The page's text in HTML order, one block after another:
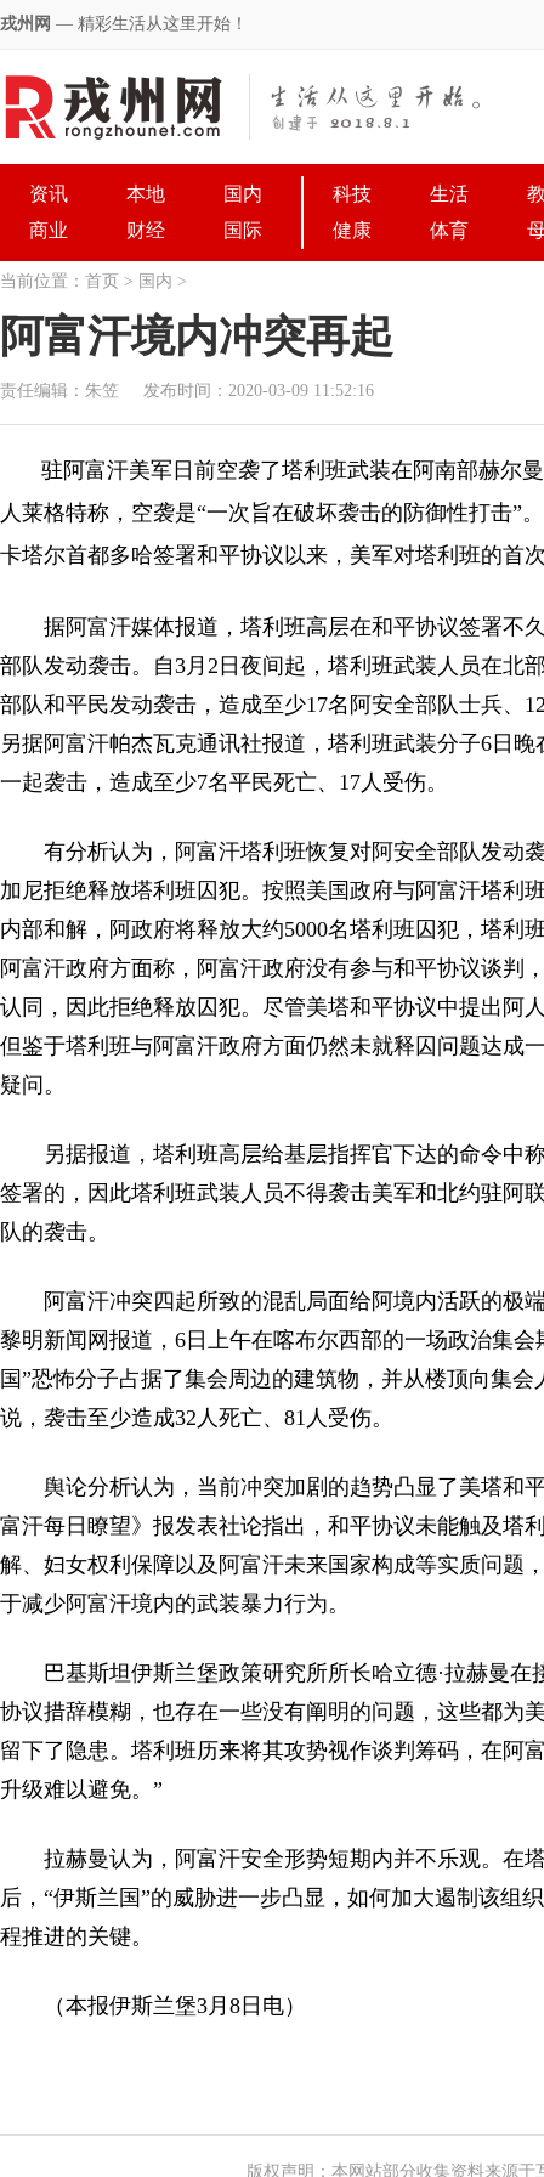
戎州网 — 精彩生活从这里开始！
资讯 本地 国内 科技 生活
商业
财经 国际 健康 体育
当前位置： 首页 > 国内 >
阿富汗境内冲突再起
责任编辑：朱笠 发布时间：2020-03-09 11:52:16
驻阿富汗美军日前空袭了塔利班武装在阿南部赫尔
人莱格特称，空袭是“一次旨在破坏袭击的防御性打击”
卡塔尔首都多哈签署和平协议以来，美军对塔利班的首
据阿富汗媒体报道，塔利班高层在和平协议签署不
部队发动袭击。自3月2日夜间起，塔利班武装人员在北
部队和平民发动袭击，造成至少17名阿安全部队士兵、
另据阿富汗帕杰瓦克通讯社报道，塔利班武装分子6日
一起袭击，造成至少7名平民死亡、17人受伤。
有分析认为，阿富汗塔利班恢复对阿安全部队发动
加尼拒绝释放塔利班囚犯。按照美国政府与阿富汗塔利
内部和解，阿政府将释放大约5000名塔利班囚犯，塔利
阿富汗政府方面称，阿富汗政府没有参与和平协议谈判
认同，因此拒绝释放囚犯。尽管美塔和平协议中提出阿
但鉴于塔利班与阿富汗政府方面仍然未就释囚问题达成
疑问。
另据报道，塔利班高层给基层指挥官下达的命令中
签署的，因此塔利班武装人员不得袭击美军和北约驻阿
队的袭击。
阿富汗冲突四起所致的混乱局面给阿境内活跃的极
黎明新闻网报道，6日上午在喀布尔西部的一场政治集
国”恐怖分子占据了集会周边的建筑物，并从楼顶向集
说，袭击至少造成32人死亡、81人受伤。
舆论分析认为，当前冲突加剧的趋势凸显了美塔和
富汗每日瞭望》报发表社论指出，和平协议未能触及塔
解、妇女权利保障以及阿富汗未来国家构成等实质问题
于减少阿富汗境内的武装暴力行为。
巴基斯坦伊斯兰堡政策研究所所长哈立德·拉赫曼
协议措辞模糊，也存在一些没有阐明的问题，这些都为
留下了隐患。塔利班历来将其攻势视作谈判筹码，在阿
升级难以避免。”
拉赫曼认为，阿富汗安全形势短期内并不乐观。在
后，“伊斯兰国”的威胁进一步凸显，如何加大遏制该组
程推进的关键。
（本报伊斯兰堡3月8日电）
版权声明：本网站部分收集资料来源